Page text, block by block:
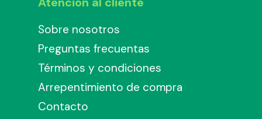
Sobre nosotros
Preguntas frecuentas
Términos y condiciones
Arrepentimiento de compra
Contacto